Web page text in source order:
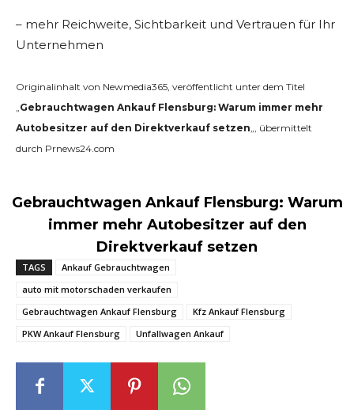
– mehr Reichweite, Sichtbarkeit und Vertrauen für Ihr
Unternehmen
Originalinhalt von Newmedia365, veröffentlicht unter dem Titel
„Gebrauchtwagen Ankauf Flensburg: Warum immer mehr
Autobesitzer auf den Direktverkauf setzen„, übermittelt
durch Prnews24.com
Gebrauchtwagen Ankauf Flensburg: Warum
immer mehr Autobesitzer auf den
Direktverkauf setzen
TAGS
Ankauf Gebrauchtwagen
auto mit motorschaden verkaufen
Gebrauchtwagen Ankauf Flensburg
Kfz Ankauf Flensburg
PKW Ankauf Flensburg
Unfallwagen Ankauf